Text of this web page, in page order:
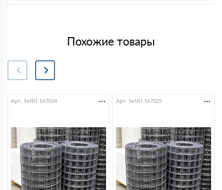
Похожие товары
Арт. SetKl-167024 Арт. SetKl-167025